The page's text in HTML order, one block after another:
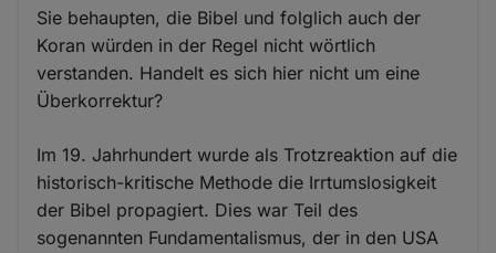
Sie behaupten, die Bibel und folglich auch der
Koran würden in der Regel nicht wörtlich
verstanden. Handelt es sich hier nicht um eine
Überkorrektur?
Im 19. Jahrhundert wurde als Trotzreaktion auf die
historisch-kritische Methode die Irrtumslosigkeit
der Bibel propagiert. Dies war Teil des
sogenannten Fundamentalismus, der in den USA